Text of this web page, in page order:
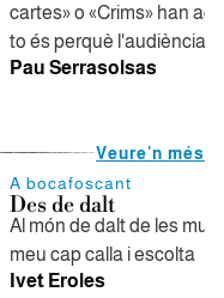
cartes» o «Crims» han
to és perquè l'audiència
Pau Serrasolsas
Veure'n més
A bocafoscant
Des de dalt
Al món de dalt de les
meu cap calla i escolta
Ivet Eroles